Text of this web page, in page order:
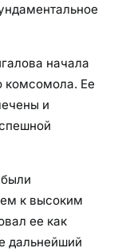
начала
комсомола. Ее
и
к высоким
ее как
дальнейший